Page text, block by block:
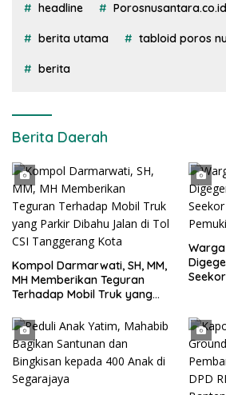
headline Porosnusantara.co.id
berita utama tabloid poros
berita
Berita Daerah
Kompol Darmarwati, SH, MM,
MH Memberikan Teguran
Terhadap Mobil Truk yang
Tanggerang Kota
Warga